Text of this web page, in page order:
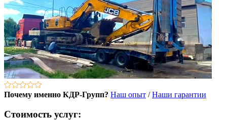
Почему именно КДР-Групп? Наш опыт /Наши гарантии
Стоимость услуг: